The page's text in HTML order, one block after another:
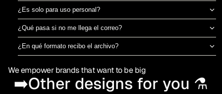
Sí, el archivo es tuyo para imprimir en el taller de DTF o sublimación
que prefieras. No estamos ligados a una imprenta específica.
¿Es solo para uso personal?
Puedes usarlo para camisetas propias o para vender productos
físicos ya impresos. No está permitido revender o redistribuir el
archivo digital en sí.
¿Qué pasa si no me llega el correo?
Revisa spam o promociones primero. Si aún así no aparece en 30
minutos, escríbenos por el chat de la tienda y te lo reenviamos al
¿En qué formato recibo el archivo?
directamente en DTF o sublimación.
We empower brands that want to be big
➡️Other designs for you ⚗️